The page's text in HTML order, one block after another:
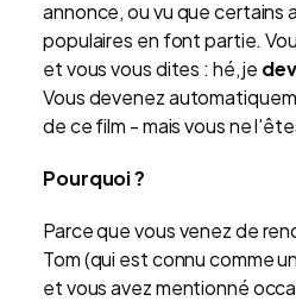
annonce, ou vu que certains
populaires en font partie.
et vous vous dites : hé, je
Vous devenez
de ce film - mais vous ne
Pourquoi ?
Parce que vous venez de
Tom (qui est connu comme
et vous avez mentionné